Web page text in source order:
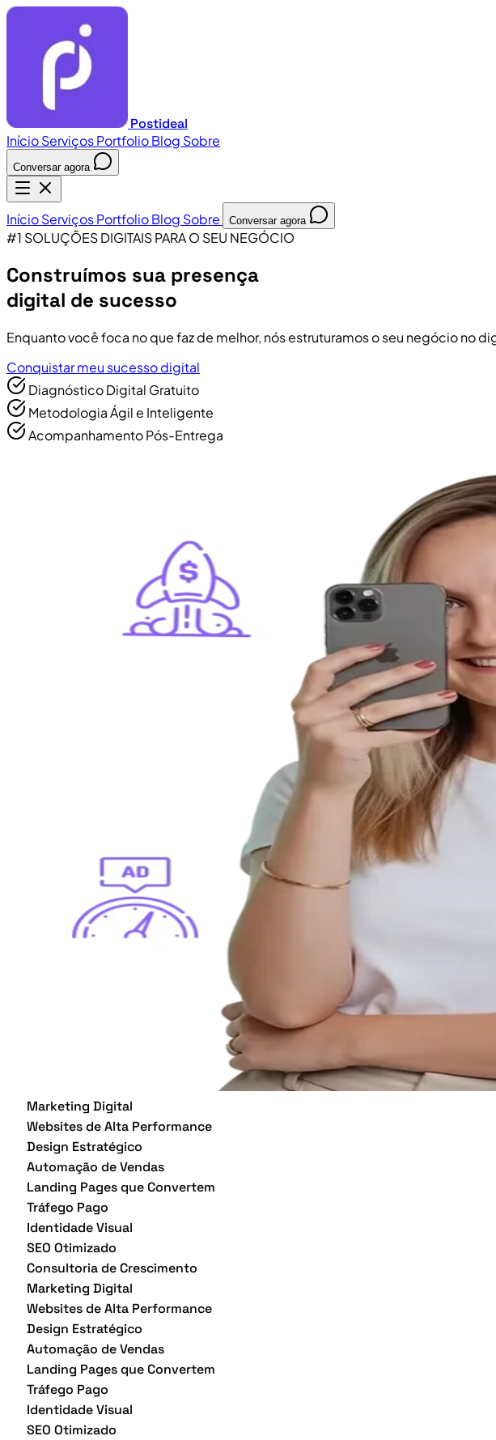
Postideal
InícioServiçosPortfolioBlog Sobre
Conversar agora
InícioServiçosPortfolioBlog Sobre Conversar agora
#1 SOLUÇÕES DIGITAIS PARA O SEU NEGÓCIO
Construímos sua presença
digital de sucesso
Enquanto você foca no que faz de melhor, nós estruturamos o seu negócio no
Conquistar meu sucesso digital
Diagnóstico Digital Gratuito
Metodologia Ágil e Inteligente
Acompanhamento Pós-Entrega
Marketing Digital
Websites de Alta Performance
Design Estratégico
Automação de Vendas
Landing Pages que Convertem
Tráfego Pago
Identidade Visual
SEO Otimizado
Consultoria de Crescimento
Marketing Digital
Websites de Alta Performance
Design Estratégico
Automação de Vendas
Landing Pages que Convertem
Tráfego Pago
Identidade Visual
SEO Otimizado